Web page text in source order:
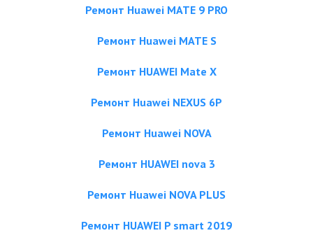
Ремонт Huawei MATE 9 PRO
Ремонт Huawei MATE S
Ремонт HUAWEI Mate X
Ремонт Huawei NEXUS 6P
Ремонт Huawei NOVA
Ремонт HUAWEI nova 3
Ремонт Huawei NOVA PLUS
Ремонт HUAWEI P smart 2019